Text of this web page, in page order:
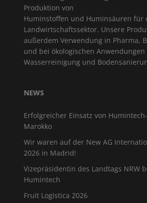
Produktion von
Huminstoffen und Huminsäuren für
Landwirtschaftssektor. Unsere
außerdem Verwendung in Pharma,
und bei ökologischen
Wasserreinigung und
NEWS
Erfolgreicher Einsatz von
Marokko
Wir waren auf der New AG
2026 in Madrid!
Vizepräsidentin des Landtags NRW
Humintech
Fruit Logistica 2026